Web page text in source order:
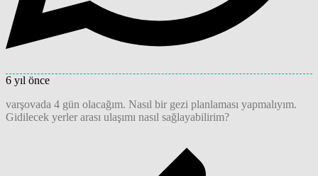
6 yıl önce
varşovada 4 gün olacağım. Nasıl bir gezi planlaması yapmalıyım.
Gidilecek yerler arası ulaşımı nasıl sağlayabilirim?